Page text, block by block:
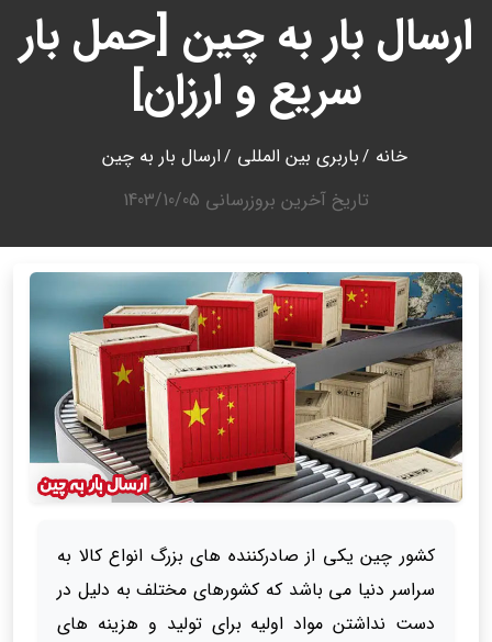
ارسال بار به چین [حمل بار
سریع و ارزان]
خانه باربری بین المللی
ارسال بار به چین
تاریخ آخرین بروزرسانی 1403/10/05
کشور چین یکی از صادرکننده های بزرگ انواع کالا به
سراسر دنیا می باشد که کشورهای مختلف به دلیل در
دست نداشتن مواد اولیه برای تولید و هزینه های